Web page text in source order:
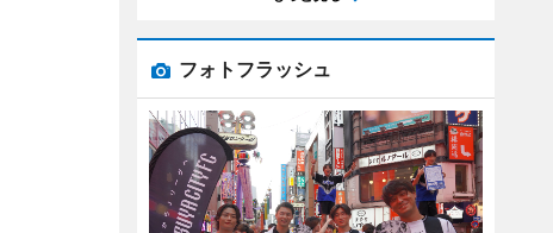
フォトフラッシュ